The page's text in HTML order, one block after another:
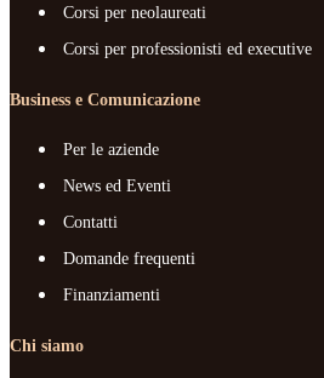
Corsi per neolaureati
Corsi per professionisti ed executive
Business e Comunicazione
Per le aziende
News ed Eventi
Contatti
Domande frequenti
Finanziamenti
Chi siamo